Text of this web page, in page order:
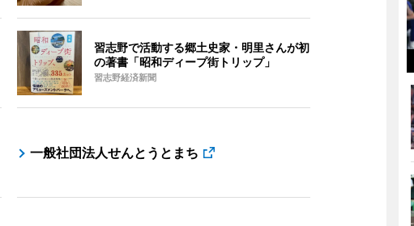
習志野で活動する郷土史家・明里さんが初
の著書「昭和ディープ街トリップ」
習志野経済新聞
一般社団法人せんとうとまち